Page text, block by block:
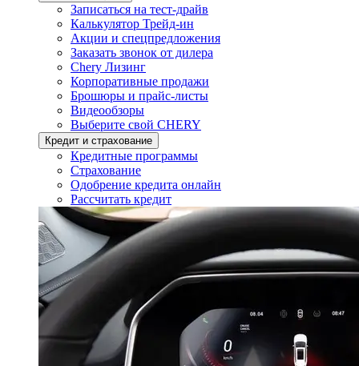
Записаться на тест-драйв
Калькулятор Трейд-ин
Акции и спецпредложения
Заказать звонок от дилера
Chery Лизинг
Корпоративные продажи
Брошюры и прайс-листы
Видеообзоры
Выберите свой CHERY
Кредит и страхование
Кредитные программы
Страхование
Одобрение кредита онлайн
Рассчитать кредит